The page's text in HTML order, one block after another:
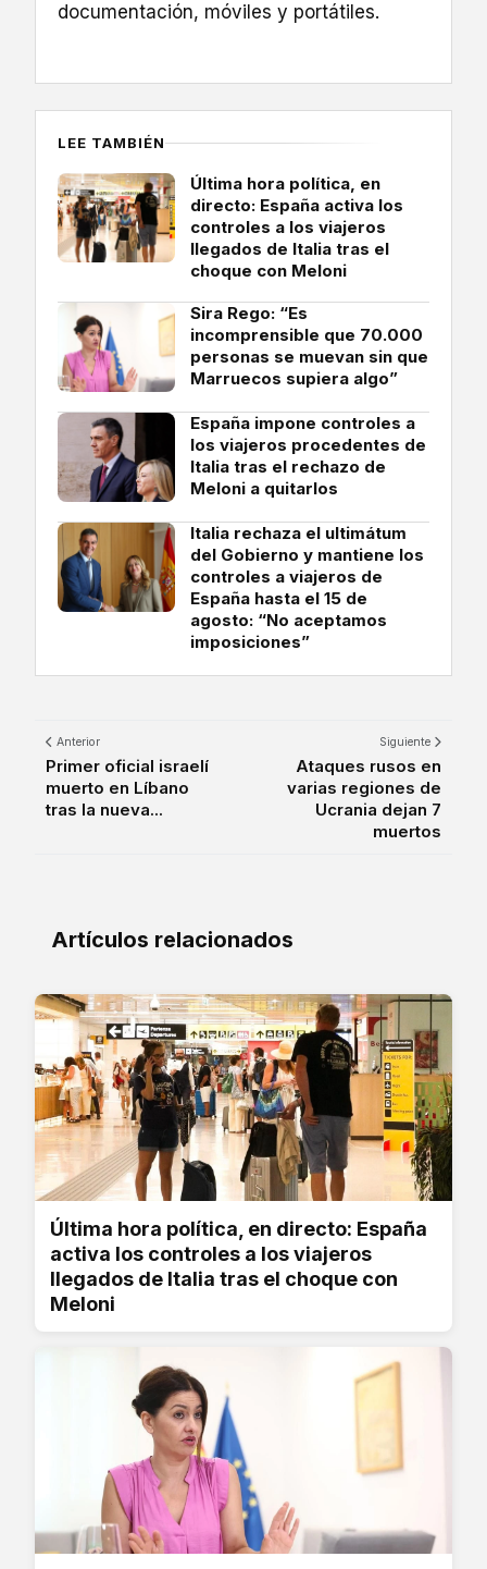
documentación, móviles y portátiles.
LEE TAMBIÉN
Última hora política, en
directo: España activa los
controles a los viajeros
llegados de Italia tras el
choque con Meloni
Sira Rego: “Es
incomprensible que 70.000
personas se muevan sin que
Marruecos supiera algo”
España impone controles a
los viajeros procedentes de
Italia tras el rechazo de
Meloni a quitarlos
Italia rechaza el ultimátum
del Gobierno y mantiene los
controles a viajeros de
España hasta el 15 de
agosto: “No aceptamos
imposiciones”
Anterior
Primer oficial israelí
muerto en Líbano
tras la nueva...
Siguiente
Ataques rusos en
varias regiones de
Ucrania dejan 7
muertos
Artículos relacionados
Última hora política, en directo: España
activa los controles a los viajeros
llegados de Italia tras el choque con
Meloni